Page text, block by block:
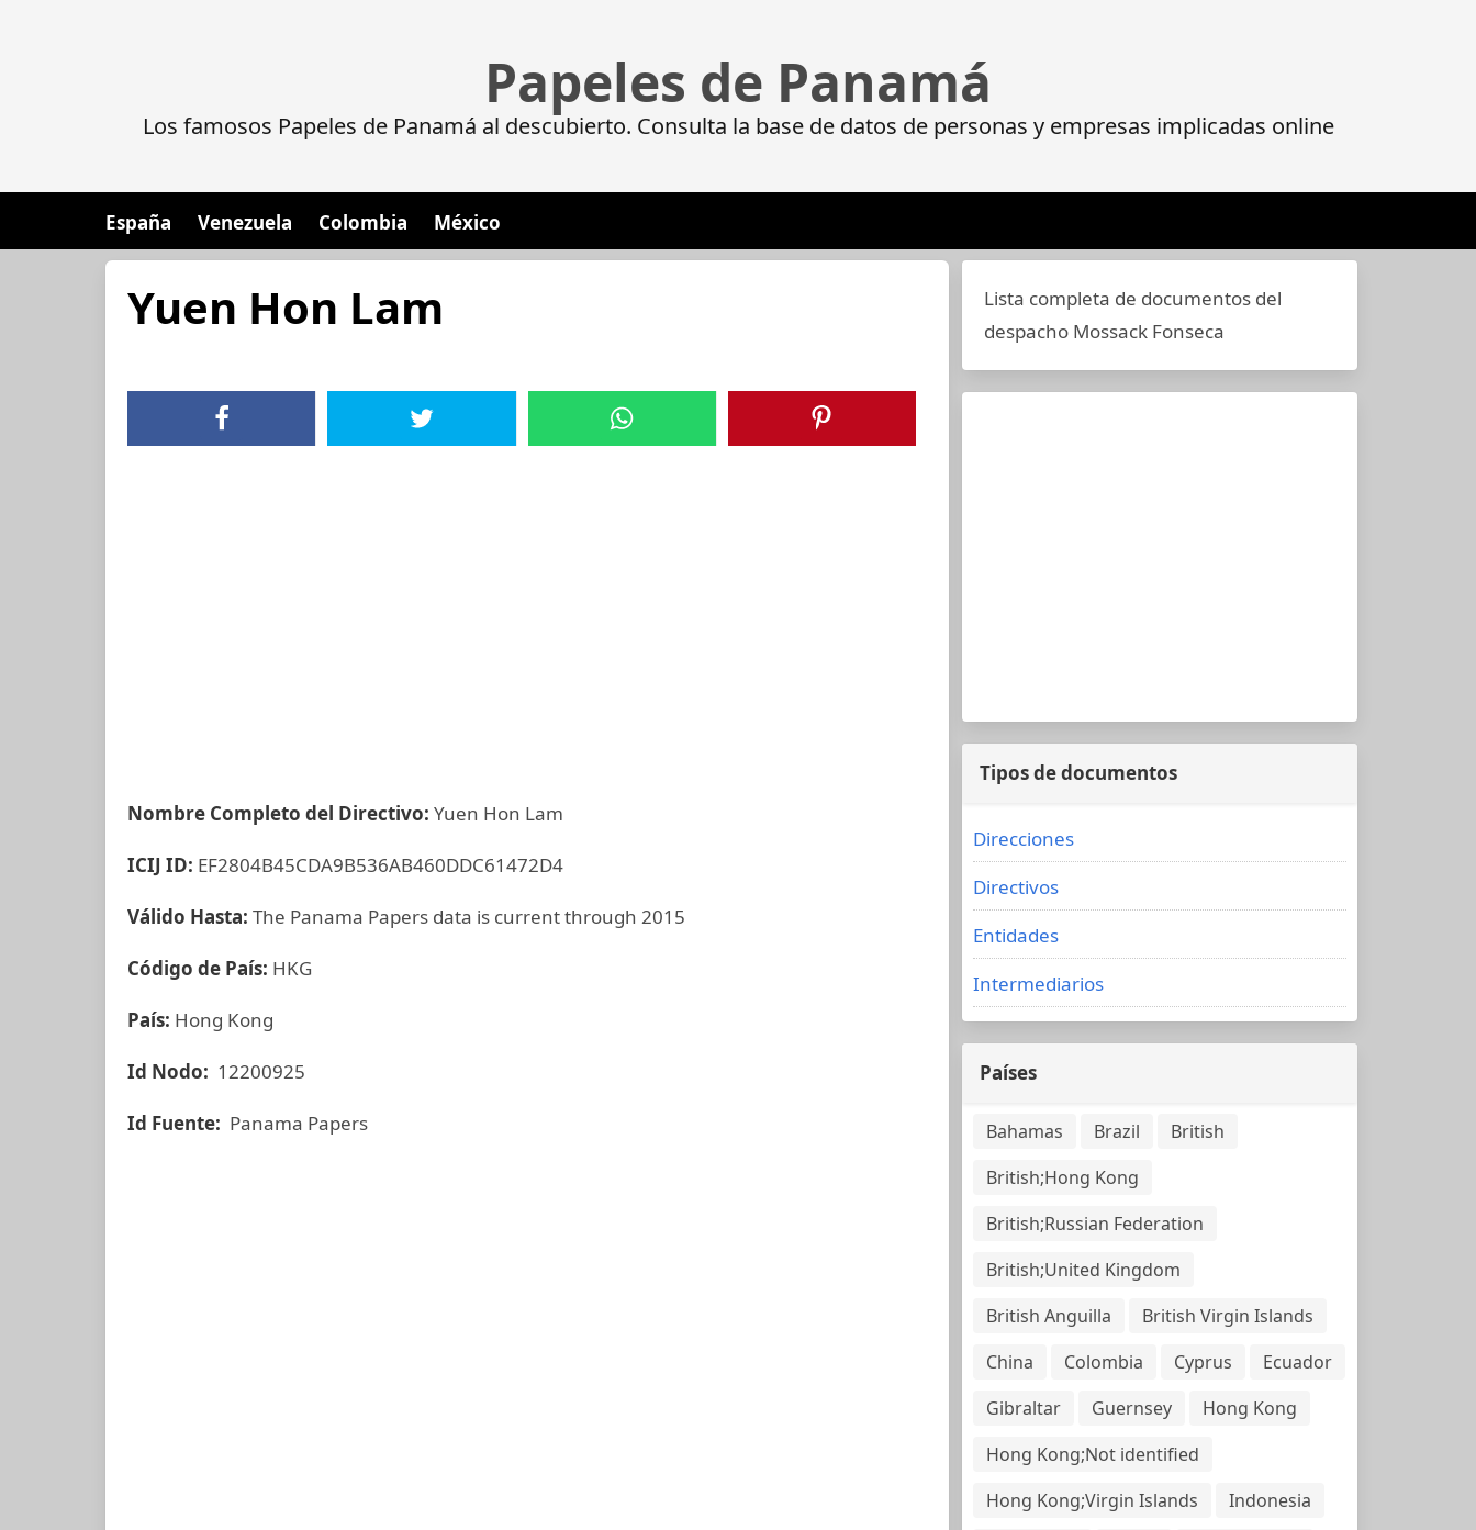
Papeles de Panamá
Los famosos Papeles de Panamá al descubierto. Consulta la base de datos de personas y empresas implicadas online
España Venezuela Colombia México
Yuen Hon Lam
Nombre Completo del Directivo: Yuen Hon Lam
ICIJ ID: EF2804B45CDA9B536AB460DDC61472D4
Válido Hasta: The Panama Papers data is current through 2015
Código de País: HKG
País: Hong Kong
Id Nodo: 12200925
Id Fuente: Panama Papers
Lista completa de documentos del
despacho Mossack Fonseca
Tipos de documentos
Direcciones
Directivos
Entidades
Intermediarios
Países
Bahamas Brazil
British
British;Hong Kong
British;Russian Federation
British;United Kingdom
British Anguilla
British Virgin Islands
China
Colombia Cyprus
Ecuador
Gibraltar
Guernsey
Hong Kong
Hong Kong;Not identified
Hong Kong;Virgin Islands
Indonesia